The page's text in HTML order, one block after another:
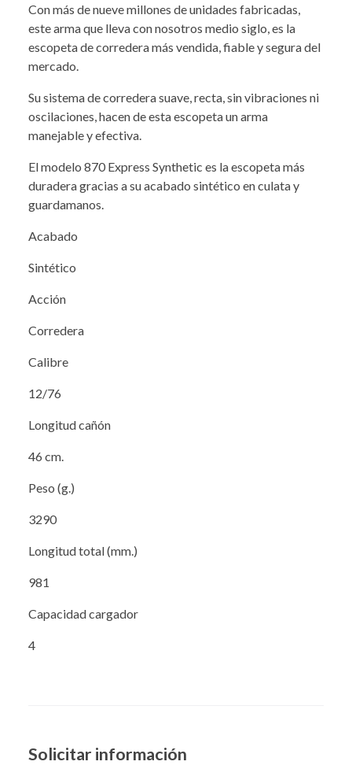
Con más de nueve millones de unidades fabricadas,
este arma que lleva con nosotros medio siglo, es la
escopeta de corredera más vendida, fiable y segura del
mercado.
Su sistema de corredera suave, recta, sin vibraciones ni
oscilaciones, hacen de esta escopeta un arma
manejable y efectiva.
El modelo 870 Express Synthetic es la escopeta más
duradera gracias a su acabado sintético en culata y
guardamanos.
Acabado
Sintético
Acción
Corredera
Calibre
12/76
Longitud cañón
46 cm.
Peso (g.)
3290
Longitud total (mm.)
981
Capacidad cargador
4
Solicitar información